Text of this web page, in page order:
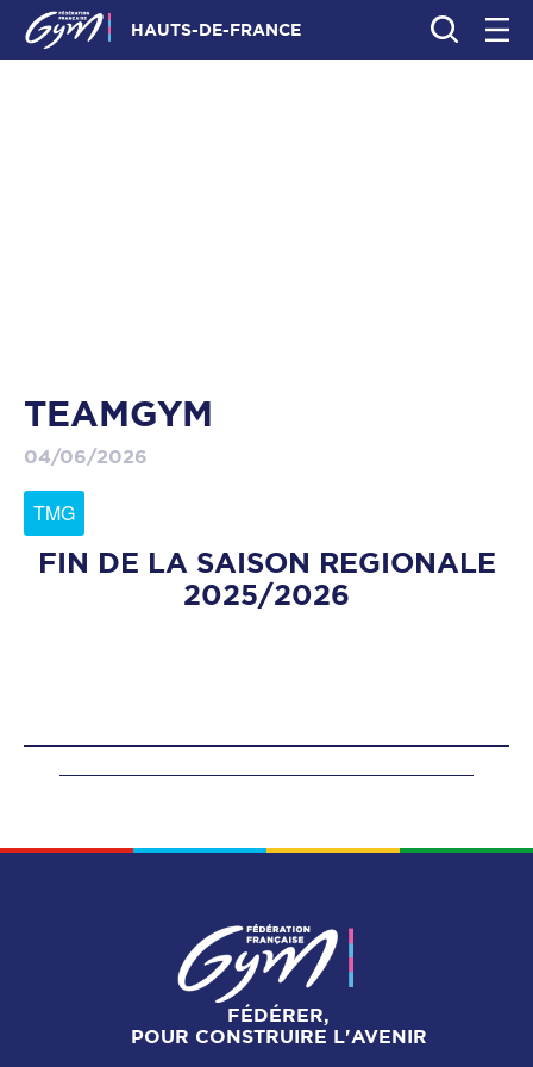
HAUTS-DE-FRANCE
TEAMGYM
04/06/2026
TMG
FIN DE LA SAISON REGIONALE
2025/2026
FÉDÉRER,
POUR CONSTRUIRE L'AVENIR